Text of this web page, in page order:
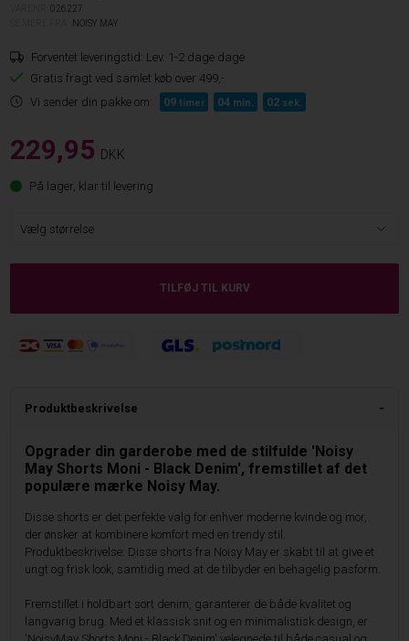
VARENR.026227
NOISY MAY
Forventet leveringstid: Lev. 1-2 dage dage
Gratis fragt ved samlet køb over 499,-
Vi sender din pakke om:
09 timer 04 min. 01 sek.
229,95 DKK
På lager, klar til levering
Produktbeskrivelse
Opgrader din garderobe med de stilfulde 'Noisy
May Shorts Moni - Black Denim', fremstillet af det
populære mærke Noisy May.
Disse shorts er det perfekte valg for enhver moderne kvinde og mor,
der ønsker at kombinere komfort med en trendy stil.
Produktbeskrivelse: Disse shorts fra Noisy May er skabt til at give et
ungt og frisk look, samtidig med at de tilbyder en behagelig pasform.
Fremstillet i holdbart sort denim, garanterer de både kvalitet og
langvarig brug. Med et klassisk snit og en minimalistisk design, er